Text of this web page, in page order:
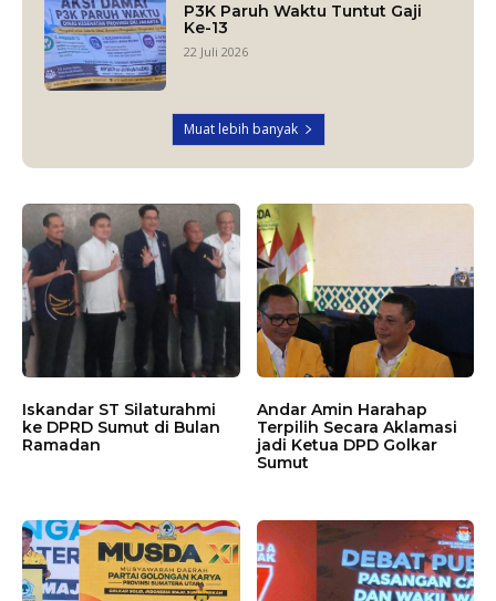
P3K Paruh Waktu Tuntut Gaji
Ke-13
22 Juli 2026
Muat lebih banyak
Iskandar ST Silaturahmi
ke DPRD Sumut di Bulan
Ramadan
Andar Amin Harahap
Terpilih Secara Aklamasi
jadi Ketua DPD Golkar
Sumut